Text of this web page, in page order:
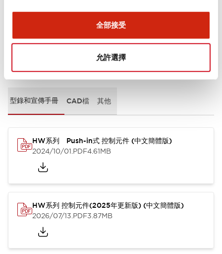
全部接受
允許選擇
型錄和宣傳手冊 CAD檔 其他
HW系列 Push-in式 控制元件 (中文簡體版)
2024/10/01.PDF4.61MB
HW系列 控制元件(2025年更新版) (中文簡體版)
2026/07/13.PDF3.87MB